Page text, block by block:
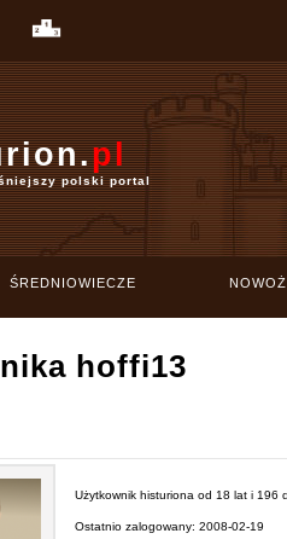
pl
polski portal
ŚREDNIOWIECZE
hoffi13
Użytkownik histuriona od 18 lat i 196
Ostatnio zalogowany: 2008-02-19